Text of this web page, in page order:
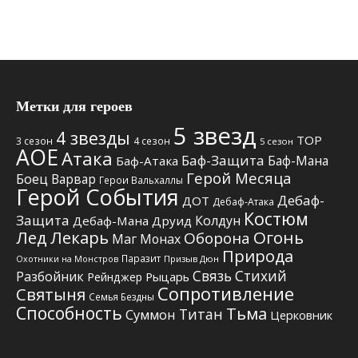
Метки для героев
3 сезон 4 звезды 4 сезон 5 звезд 5 сезон TOP
АОЕАтака Баф-Атака Баф-Защита Баф-Мана
Боец Варвар Герои Вальхаллы Герой Месяца
Герой События ДОТ Дебаф-Атака Дебаф-
Защита Дебаф-Мана Друид Колдун Костюм
ЛедЛекарь Маг Монах Оборона Огонь
Охотники на Монстров Паразит Призыв Дюн Природа
Разбойник Рейнджер Рыцарь Связь Стихий
Святыня Семья Бездны Сопротивление
Способность Суммон Титан Тьма Церковник